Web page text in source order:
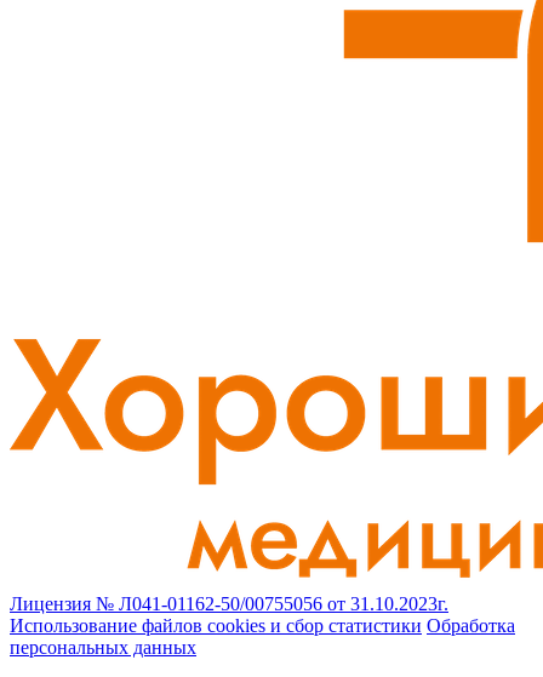
Лицензия № Л041-01162-50/00755056 от 31.10.2023г.
Использование файлов cookies и сбор статистики Обработка
персональных данных